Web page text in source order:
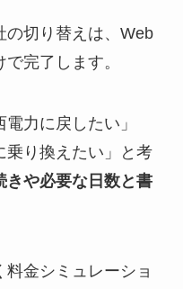
の切り替えは、Web
完了します。
力に戻したい」
乗り換えたい」と考
きや必要な日数と書
金シミュレーショ